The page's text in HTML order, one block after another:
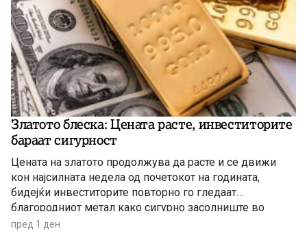
Златото блеска: Цената расте, инвеститорите
бараат сигурност
Цената на златото продолжува да расте и се движи
кон најсилната недела од почетокот на годината,
бидејќи инвеститорите повторно го гледаат
благородниот метал како сигурно засолниште во
услови на глобална економска неизвесност.
пред 1 ден